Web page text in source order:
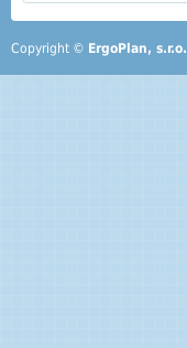
Copyright © ErgoPlan, s.r.o.